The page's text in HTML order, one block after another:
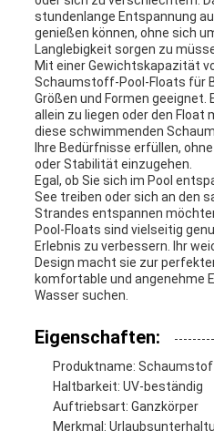
stundenlange Entspannung
genießen können, ohne sich
Langlebigkeit sorgen zu
Mit einer Gewichtskapazität
Schaumstoff-Pool-Floats für
Größen und Formen geeignet.
allein zu liegen oder den Float
diese schwimmenden
Ihre Bedürfnisse erfüllen,
oder Stabilität einzugehen.
Egal, ob Sie sich im Pool
See treiben oder sich an den
Strandes entspannen
Pool-Floats sind vielseitig
Erlebnis zu verbessern. Ihr
Design macht sie zur
komfortable und angenehme
Wasser suchen.
Eigenschaften:
Produktname:
Haltbarkeit: UV-beständig
Auftriebsart: Ganzkörper
Merkmal: